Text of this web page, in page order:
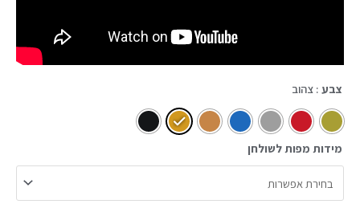
צבע : צהוב
מידות מפות לשולחן